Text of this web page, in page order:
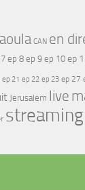
CAN en
ep 8 ep 9 ep 10 ep
ep 21 ep 22 ep 23 ep 27
Jerusalem live
streaming